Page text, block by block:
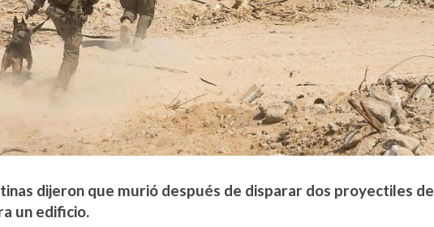
dijeron que murió después de disparar dos proyectiles de
un edificio.